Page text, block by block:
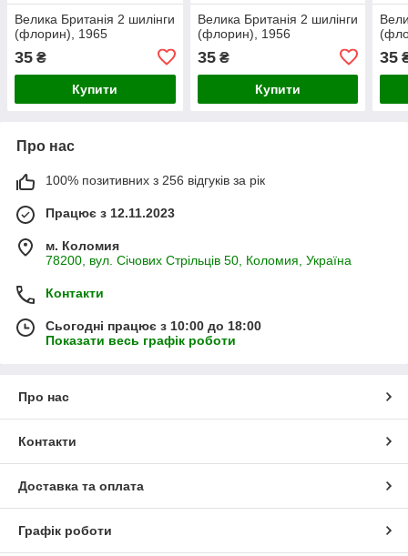
Велика Британія 2 шилінги
(флорин), 1965
35 ₴
Купити
Велика Британія 2 шилінги
(флорин), 1956
35₴
Купити
35
Про нас
100% позитивних з 256 відгуків за рік
Працює з 12.11.2023
м. Коломия
78200, вул. Січових Стрільців 50, Коломия, Україна
Контакти
Сьогодні працює з 10:00 до 18:00
Показати весь графік роботи
Про нас
Контакти
Доставка та оплата
Графік роботи